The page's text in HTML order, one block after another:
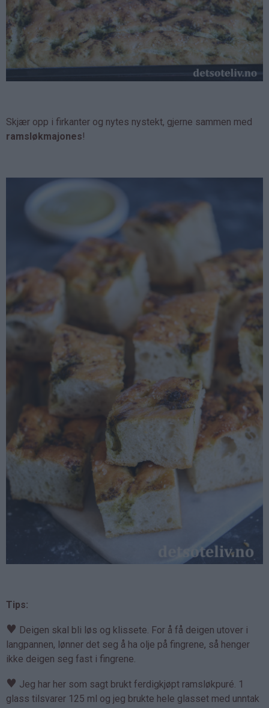
Skjær opp i firkanter og nytes nystekt, gjerne sammen med
ramsløkmajones!
Tips:
♥ Deigen skal bli løs og klissete. For å få deigen utover i
langpannen, lønner det seg å ha olje på fingrene, så henger
ikke deigen seg fast i fingrene.
♥ Jeg har her som sagt brukt ferdigkjøpt ramsløkpuré. 1
glass tilsvarer 125 ml og jeg brukte hele glasset med unntak